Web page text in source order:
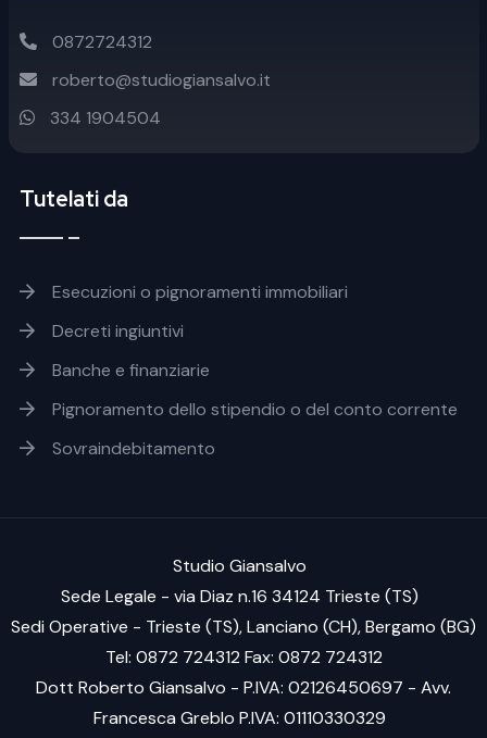
0872724312
roberto@studiogiansalvo.it
334 1904504
Tutelati da
Footer soluzioni
Esecuzioni o pignoramenti immobiliari
Decreti ingiuntivi
Banche e finanziarie
Pignoramento dello stipendio o del conto corrente
Sovraindebitamento
Studio Giansalvo
Sede Legale - via Diaz n.16 34124 Trieste (TS)
Sedi Operative - Trieste (TS), Lanciano (CH), Bergamo (BG)
Tel: 0872 724312 Fax: 0872 724312
Dott Roberto Giansalvo - P.IVA: 02126450697 - Avv.
Francesca Greblo P.IVA: 01110330329